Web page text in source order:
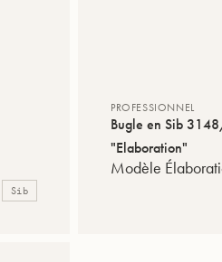
Sib
PROFESSIONNEL
Bugle en Sib
"Elaboration"
Modèle